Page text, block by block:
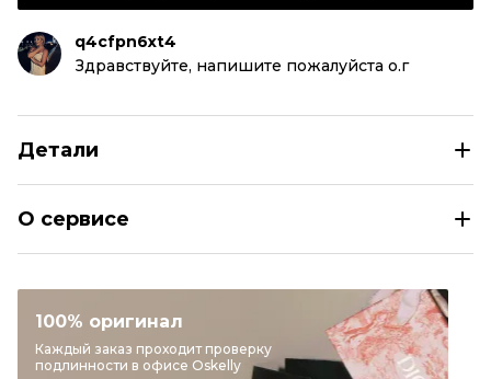
q4cfpn6xt4
Здравствуйте, напишите пожалуйста о.г
Детали
Категория
Бренд
MOSCHINO
О сервисе
100% оригинал
Каждый заказ проходит проверку
подлинности в офисе Oskelly